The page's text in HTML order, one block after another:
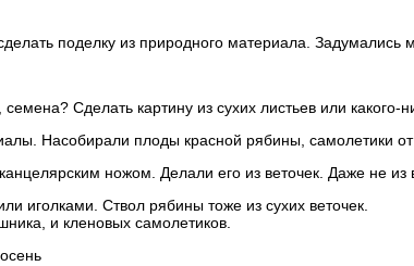
поделку из природного материала.
Сделать картину из сухих листьев или
Насобирали плоды красной рябины, самолетики от
ножом. Делали его из веточек. Даже не из
иголками. Ствол рябины тоже из сухих веточек.
и кленовых самолетиков.